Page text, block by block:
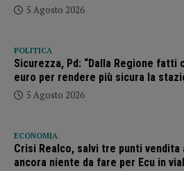
5 Agosto 2026
POLITICA
Sicurezza, Pd: “Dalla Regione
euro per rendere più sicura la
5 Agosto 2026
ECONOMIA
Crisi Realco, salvi tre punti vendita
ancora niente da fare per Ecu in